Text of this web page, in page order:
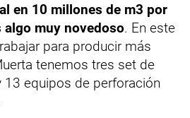
en 10 millones de m3 por
algo muy novedoso. En este
para producir más
tenemos tres set de
13 equipos de perforación